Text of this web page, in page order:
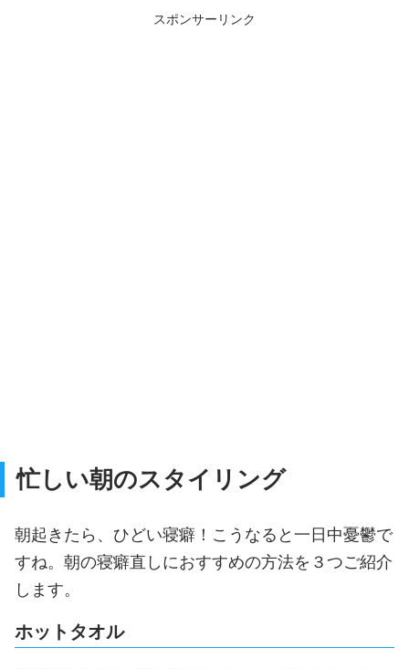
スポンサーリンク
忙しい朝のスタイリング
朝起きたら、ひどい寝癖！こうなると一日中憂鬱で
すね。朝の寝癖直しにおすすめの方法を３つご紹介
します。
ホットタオル